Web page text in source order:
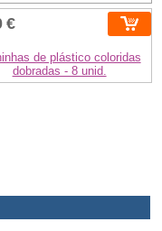
€
de plástico coloridas
dobradas - 8 unid.